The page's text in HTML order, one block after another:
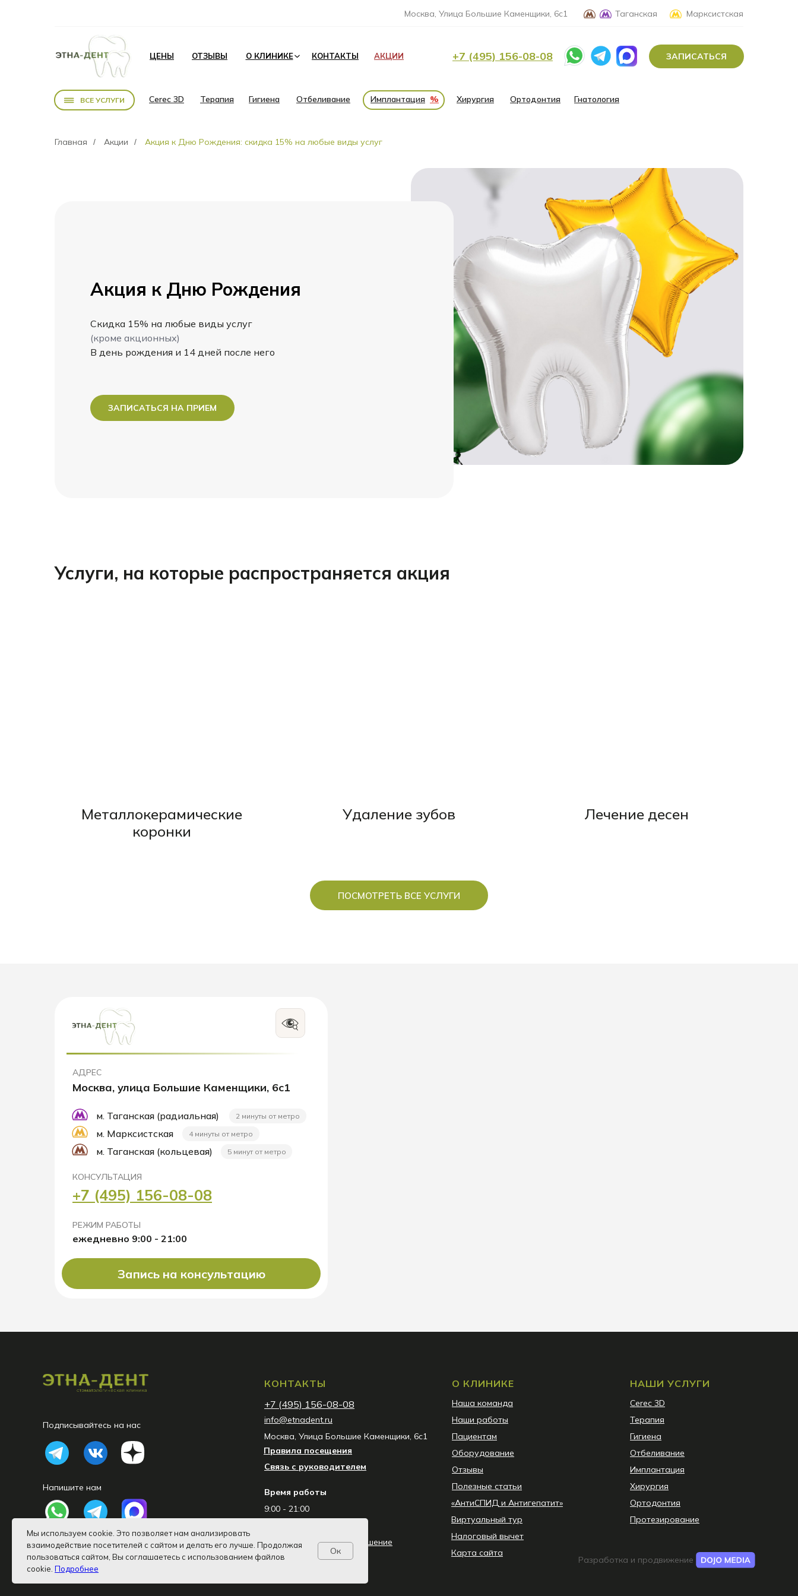
ЦЕНЫ ОТЗЫВЫ О КЛИНИКЕ КОНТАКТЫ АКЦИИ +7 (495) 156-08-08 ЗАПИСАТЬСЯ
Марксистская
Таганская
Москва, Улица Большие Каменщики, 6с1
Cerec 3D Терапия Гигиена Хирургия Гнатология
Ортодонтия
ВСЕ УСЛУГИ %
Имплантация
Отбеливание
Главная / Акции / Акция к Дню Рождения: скидка 15% на любые виды услуг
Акция к Дню Рождения
Скидка 15% на любые виды услуг
(кроме акционных)
В день рождения и 14 дней после него
ЗАПИСАТЬСЯ НА ПРИЕМ
Услуги, на которые распространяется акция
Металлокерамические
коронки
Удаление зубов Лечение десен
ПОСМОТРЕТЬ ВСЕ УСЛУГИ
Мы используем cookie. Это позволяет нам анализировать
взаимодействие посетителей с сайтом и делать его лучше. Продолжая
пользоваться сайтом, Вы соглашаетесь с использованием файлов
cookie. Подробнее
Ок
АДРЕС
Москва, улица Большие Каменщики, 6с1
КОНСУЛЬТАЦИЯ
РЕЖИМ РАБОТЫ
ежедневно 9:00 - 21:00
+7 (495) 156-08-08
Запись на консультацию
2 минуты от метро
м. Таганская (радиальная)
4 минуты от метро
5 минут от метро
м. Марксистская
м. Таганская (кольцевая)
ООО «Эстэт-Дент» 2026 ©
Лицензия № ЛО-77-01-017010 от 14.11.2018 г
О КЛИНИКЕ
Наша команда
Наши работы
Пациентам
Оборудование
Отзывы
Полезные статьи
НАШИ УСЛУГИ
Разработка и продвижение
Сerec 3D
Терапия
Гигиена
Отбеливание
Имплантация
Хирургия
Ортодонтия
Протезирование
«АнтиСПИД и Антигепатит»
Виртуальный тур
КОНТАКТЫ
info@etnadent.ru
Москва, Улица Большие Каменщики, 6с1
+7 (495) 156-08-08
Подписывайтесь на нас
Напишите нам
Налоговый вычет
Правила посещения
Связь с руководителем
Время работы
9:00 - 21:00
Пользовательское соглашение
Перечень мероприятий
Карта сайта